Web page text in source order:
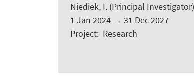
Niediek, I. (Principal Investigator)
1 Jan 2024 → 31 Dec 2027
Project: Research